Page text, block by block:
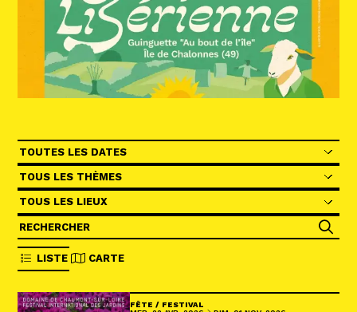
Les périodes
Catégories
Lieu (field_evt_location)
Grouper le filtre des champs
LISTE CARTE
FÊTE / FESTIVAL
Les dernières nouvelles du Val de Loire
patrimoine mondial délivrées directement
dans votre boîte mail.